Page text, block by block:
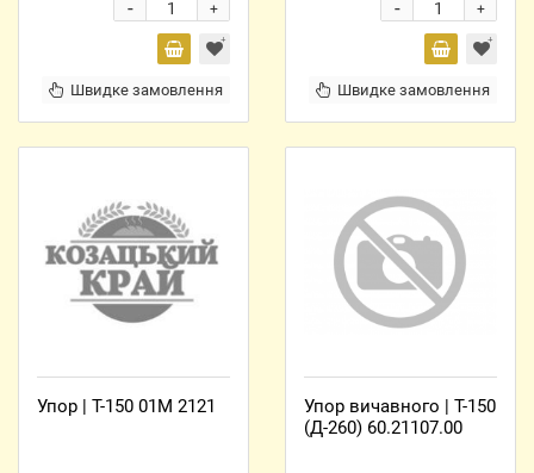
+
-
Швидке замовлення
+
-
Швидке замовлення
Упор | Т-150 01М 2121
Упор вичавного | Т-150
(Д-260) 60.21107.00